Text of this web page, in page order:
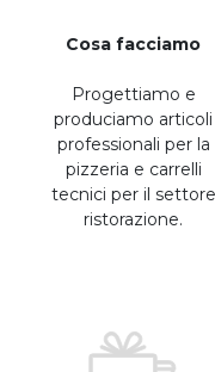
Cosa facciamo
Progettiamo e
produciamo articoli
professionali per la
pizzeria e carrelli
tecnici per il settore
ristorazione.